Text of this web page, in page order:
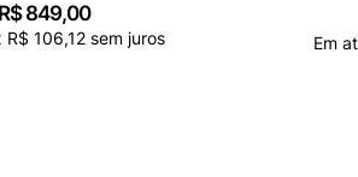
R$ 849,00
R$ 106,12sem juros Em